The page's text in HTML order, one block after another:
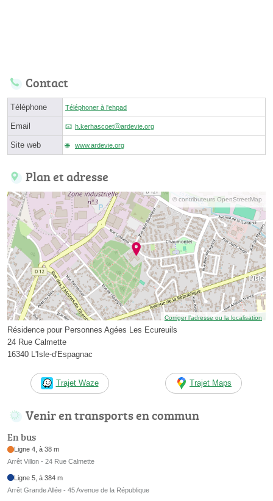
Contact
Téléphone Téléphoner à l'ehpad
Email h.kerhascoetⓐardevie.org
Site web www.ardevie.org
Plan et adresse
© contributeurs OpenStreetMap
Corriger l’adresse ou la localisation
Résidence pour Personnes Agées Les Ecureuils
24 Rue Calmette
16340 L'Isle-d'Espagnac
Trajet Waze Trajet Maps
Venir en transports en commun
En bus
Ligne 4, à 38 m
Arrêt Villon - 24 Rue Calmette
Ligne 5, à 384 m
Arrêt Grande Allée - 45 Avenue de la République